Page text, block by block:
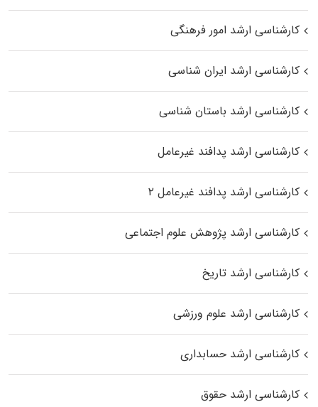
کارشناسی ارشد امور فرهنگی
کارشناسی ارشد ایران شناسی
کارشناسی ارشد باستان شناسی
کارشناسی ارشد پدافند غیرعامل
کارشناسی ارشد پدافند غیرعامل ۲
کارشناسی ارشد پژوهش علوم اجتماعی
کارشناسی ارشد تاریخ
کارشناسی ارشد علوم ورزشی
کارشناسی ارشد حسابداری
کارشناسی ارشد حقوق